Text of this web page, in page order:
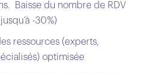
Baisse du nombre de RDV
-30%)
ressources (experts,
optimisée